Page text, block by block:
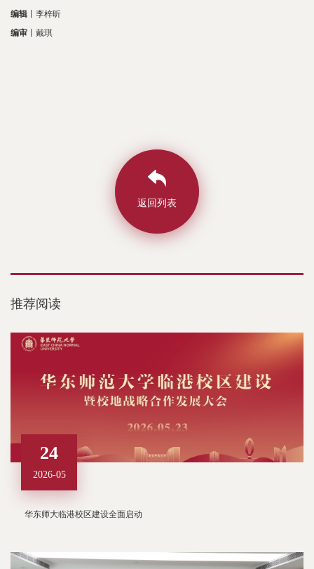
编辑 丨李梓昕
编审 丨戴琪
返回列表
推荐阅读
24
2026-05
华东师大临港校区建设全面启动